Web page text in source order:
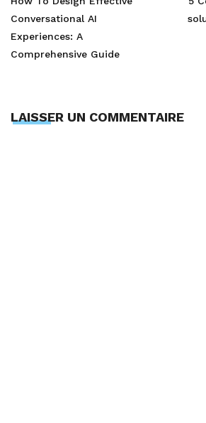
Conversational AI
Experiences: A
Comprehensive Guide
LAISSER UN COMMENTAIRE